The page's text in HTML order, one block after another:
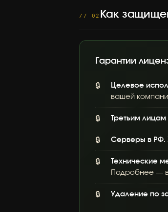
// 02 Как
Гарантии
Целевое
вашей
Третьим
Серверы в РФ.
Технические
Подробнее —
Удаление по